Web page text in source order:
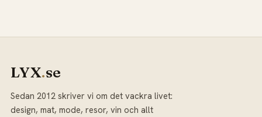
LYX.se
Sedan 2012 skriver vi om det vackra livet:
design, mat, mode, resor, vin och allt